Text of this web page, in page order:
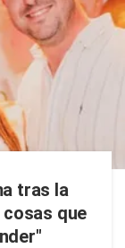
tras la
que